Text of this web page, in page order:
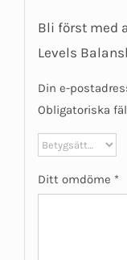
Bli först med
Levels
Din e-
Obligatoriska
Ditt omdöme *